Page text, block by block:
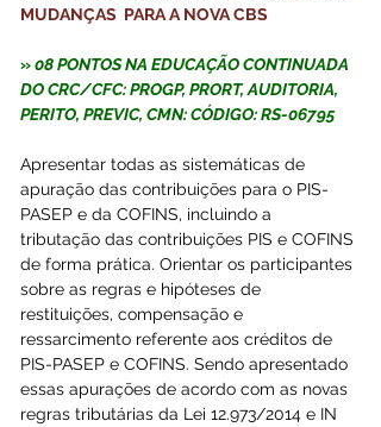
MUDANÇAS  PARA A NOVA CBS
» 08 PONTOS NA EDUCAÇÃO CONTINUADA
DO CRC/CFC: PROGP, PRORT, AUDITORIA,
PERITO, PREVIC, CMN: CÓDIGO: RS-06795
Apresentar todas as sistemáticas de
apuração das contribuições para o PIS-
PASEP e da COFINS, incluindo a
tributação das contribuições PIS e COFINS
de forma prática. Orientar os participantes
sobre as regras e hipóteses de
restituições, compensação e
ressarcimento referente aos créditos de
PIS-PASEP e COFINS. Sendo apresentado
essas apurações de acordo com as novas
regras tributárias da Lei 12.973/2014 e IN